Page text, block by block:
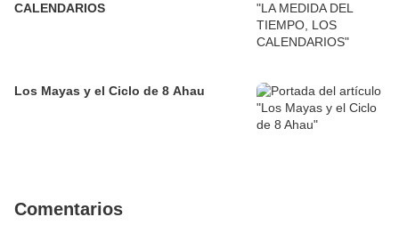
CALENDARIOS
Los Mayas y el Ciclo de 8 Ahau
Comentarios